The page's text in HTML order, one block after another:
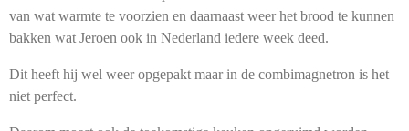
van wat warmte te voorzien en daarnaast weer het brood te kunnen
bakken wat Jeroen ook in Nederland iedere week deed.
Dit heeft hij wel weer opgepakt maar in de combimagnetron is het
niet perfect.